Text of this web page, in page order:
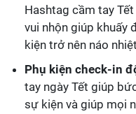
Hashtag cầm tay
vui nhộn giúp khuấy
kiện trở nên náo
Phụ kiện check-in
tay ngày Tết giúp
sự kiện và giúp mọi